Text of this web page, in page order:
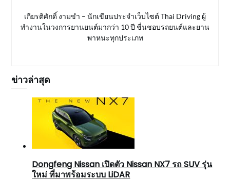
เกียรติศักดิ์ งามขำ – นักเขียนประจำเว็บไซต์ Thai Driving ผู้
ทำงานในวงการยานยนต์มากว่า 10 ปี ชื่นชอบรถยนต์และยาน
พาหนะทุกประเภท
ข่าวล่าสุด
Dongfeng Nissan เปิดตัว Nissan NX7 รถ SUV รุ่น
ใหม่ ที่มาพร้อมระบบ LiDAR